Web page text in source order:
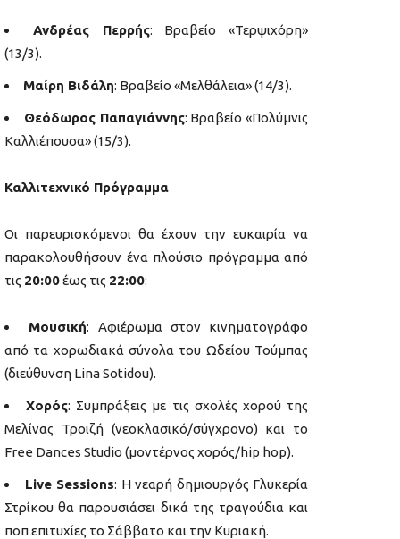
Ανδρέας Περρής: Βραβείο «Τερψιχόρη»
(13/3).
Μαίρη Βιδάλη: Βραβείο «Μελθάλεια» (14/3).
Θεόδωρος Παπαγιάννης: Βραβείο «Πολύμνις
Καλλιέπουσα» (15/3).
Καλλιτεχνικό Πρόγραμμα
Οι παρευρισκόμενοι θα έχουν την ευκαιρία να
παρακολουθήσουν ένα πλούσιο πρόγραμμα από
τις 20:00έως τις 22:00:
Μουσική: Αφιέρωμα στον κινηματογράφο
από τα χορωδιακά σύνολα του Ωδείου Τούμπας
(διεύθυνση Lina Sotidou).
Χορός: Συμπράξεις με τις σχολές χορού της
Μελίνας Τροιζή (νεοκλασικό/σύγχρονο) και το
Free Dances Studio (μοντέρνος χορός/hip hop).
Live Sessions: Η νεαρή δημιουργός Γλυκερία
Στρίκου θα παρουσιάσει δικά της τραγούδια και
ποπ επιτυχίες το Σάββατο και την Κυριακή.